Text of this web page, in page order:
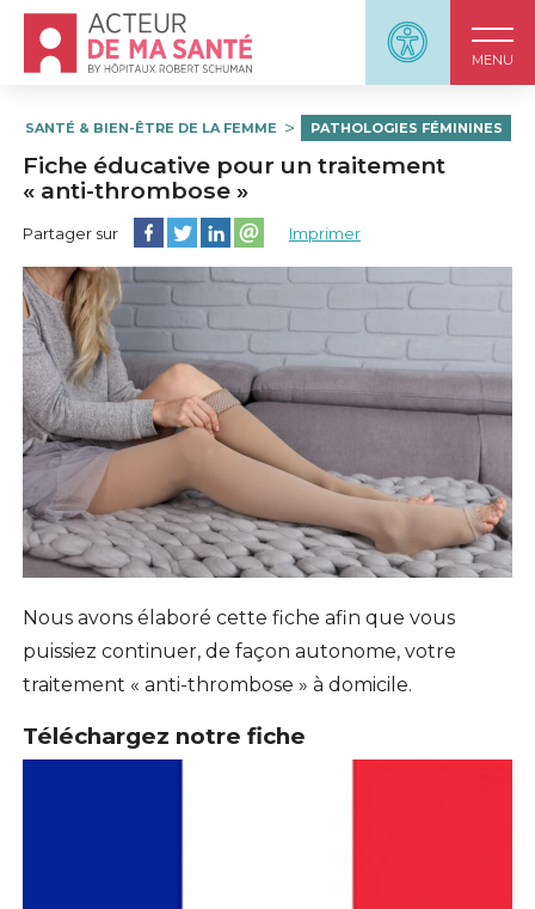
Panneau
MENU
Accueil - Acteur de ma santé, by HôpitauxRobert
SANTÉ & BIEN-ÊTRE DE LA FEMME PATHOLOGIES FÉMININES
Fiche éducative pour un traitement
« anti-thrombose »
Partager sur Partager cette page sur Facebook
Partager cette page sur Twitter
Partager cette page sur LinkedIn
Partager cette page sur email
Imprimer
Nous avons élaboré cette fiche afin que vous
puissiez continuer, de façon autonome, votre
traitement « anti-thrombose » à domicile.
Téléchargez notre fiche